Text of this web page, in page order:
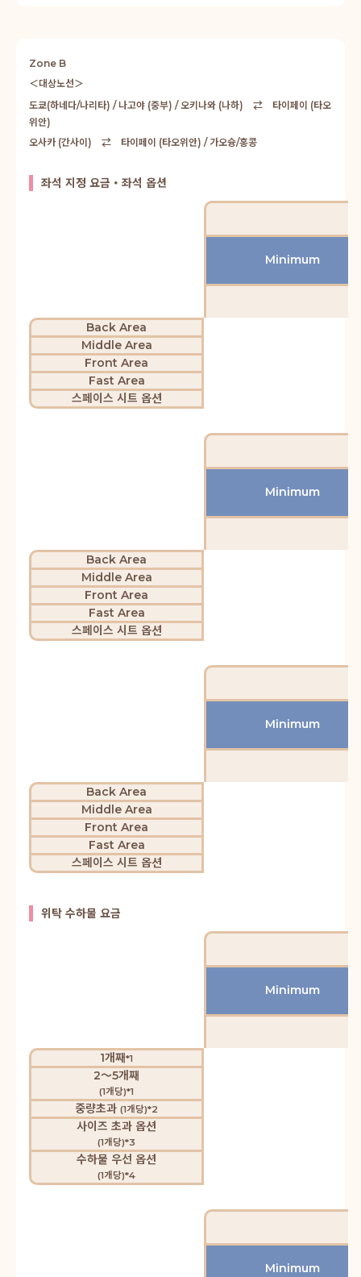
Zone B
＜대상노선＞
도쿄(하네다/나리타) / 나고야 (중부) / 오키나와 (나하) ⇄ 타이페이 (타오
위안)
오사카 (간사이) ⇄ 타이페이 (타오위안) / 가오슝/홍콩
좌석 지정 요금・좌석 옵션
Minimum
Back Area
Middle Area
Front Area
Fast Area
스페이스 시트 옵션
Minimum
Back Area
Middle Area
Front Area
Fast Area
스페이스 시트 옵션
Minimum
Back Area
Middle Area
Front Area
Fast Area
스페이스 시트 옵션
위탁 수하물 요금
Minimum
1개째*1
2～5개째
(1개당)*1
중량초과 (1개당)*2
사이즈 초과 옵션
(1개당)*3
수하물 우선 옵션
(1개당)*4
Minimum